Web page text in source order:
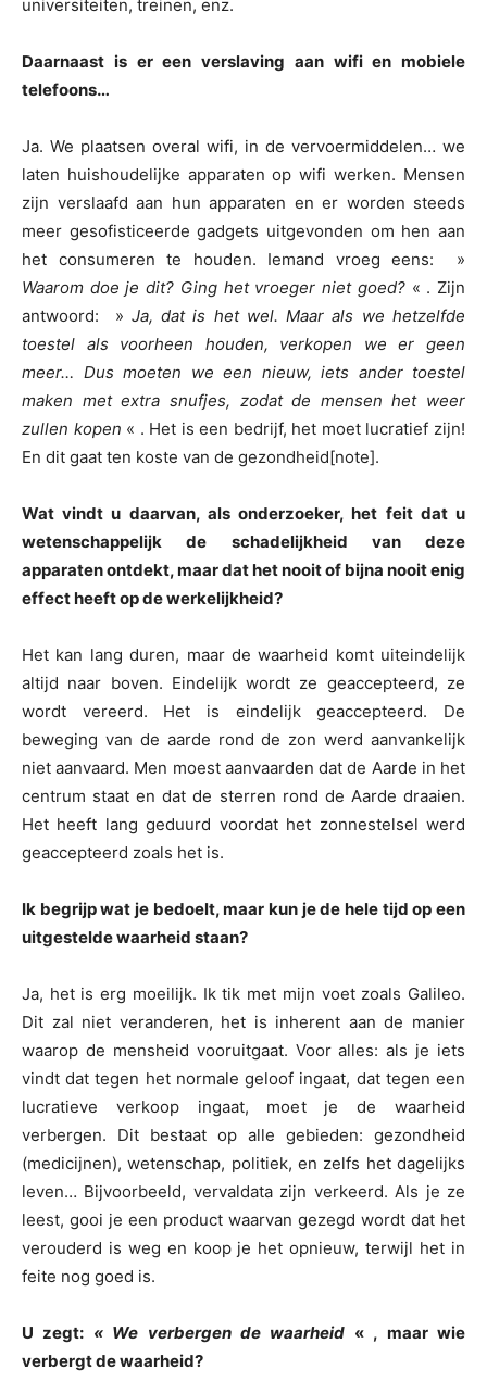
universiteiten, treinen, enz.
Daarnaast is er een verslaving aan wifi en mobiele
telefoons…
Ja. We plaatsen overal wifi, in de vervoermiddelen… we
laten huishoudelijke apparaten op wifi werken. Mensen
zijn verslaafd aan hun apparaten en er worden steeds
meer gesofisticeerde gadgets uitgevonden om hen aan
het consumeren te houden. Iemand vroeg eens: »
Waarom doe je dit? Ging het vroeger niet goed? « . Zijn
antwoord: » Ja, dat is het wel. Maar als we hetzelfde
toestel als voorheen houden, verkopen we er geen
meer… Dus moeten we een nieuw, iets ander toestel
maken met extra snufjes, zodat de mensen het weer
zullen kopen « . Het is een bedrijf, het moet lucratief zijn!
En dit gaat ten koste van de gezondheid[note].
Wat vindt u daarvan, als onderzoeker, het feit dat u
wetenschappelijk de schadelijkheid van deze
apparaten ontdekt, maar dat het nooit of bijna nooit enig
effect heeft op de werkelijkheid?
Het kan lang duren, maar de waarheid komt uiteindelijk
altijd naar boven. Eindelijk wordt ze geaccepteerd, ze
wordt vereerd. Het is eindelijk geaccepteerd. De
beweging van de aarde rond de zon werd aanvankelijk
niet aanvaard. Men moest aanvaarden dat de Aarde in het
centrum staat en dat de sterren rond de Aarde draaien.
Het heeft lang geduurd voordat het zonnestelsel werd
geaccepteerd zoals het is.
Ik begrijp wat je bedoelt, maar kun je de hele tijd op een
uitgestelde waarheid staan?
Ja, het is erg moeilijk. Ik tik met mijn voet zoals Galileo.
Dit zal niet veranderen, het is inherent aan de manier
waarop de mensheid vooruitgaat. Voor alles: als je iets
vindt dat tegen het normale geloof ingaat, dat tegen een
lucratieve verkoop ingaat, moet je de waarheid
verbergen. Dit bestaat op alle gebieden: gezondheid
(medicijnen), wetenschap, politiek, en zelfs het dagelijks
leven… Bijvoorbeeld, vervaldata zijn verkeerd. Als je ze
leest, gooi je een product waarvan gezegd wordt dat het
verouderd is weg en koop je het opnieuw, terwijl het in
feite nog goed is.
U zegt: « We verbergen de waarheid « , maar wie
verbergt de waarheid?